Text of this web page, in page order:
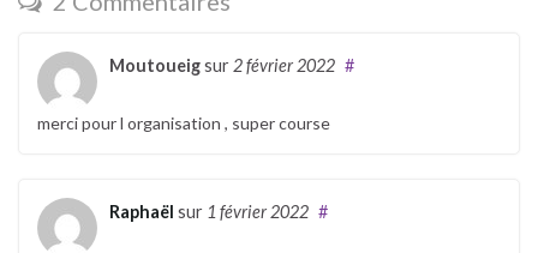
Moutoueigsur 2 février 2022 #
merci pour l organisation , super course
Raphaël sur 1 février 2022 #